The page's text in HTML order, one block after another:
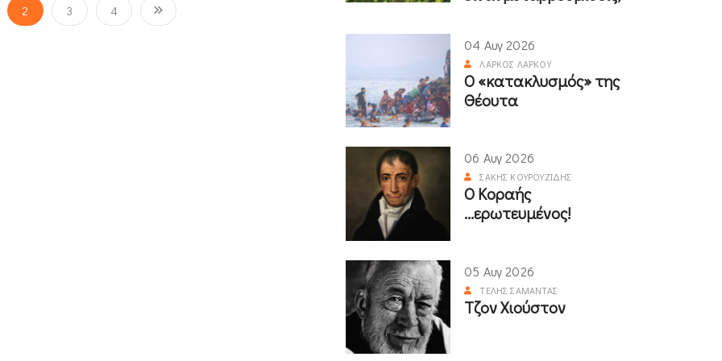
2 3 4
04 Αυγ 2026
ΛΆΡΚΟΣ ΛΆΡΚΟΥ
Ο «κατακλυσμός» της
Θέουτα
06 Αυγ 2026
ΣΆΚΗΣ ΚΟΥΡΟΥΖΊΔΗΣ
Ο Κοραής
...ερωτευμένος!
05 Αυγ 2026
ΤΈΛΗΣ ΣΑΜΑΝΤΆΣ
Τζον Χιούστον